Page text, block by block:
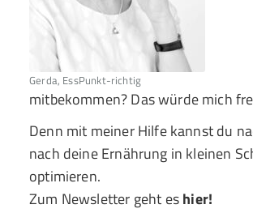
Gerda, EssPunkt-richtig
mitbekommen? Das würde mich
Denn mit meiner Hilfe kannst du
nach deine Ernährung in kleinen
optimieren.
Zum Newsletter geht eshier!